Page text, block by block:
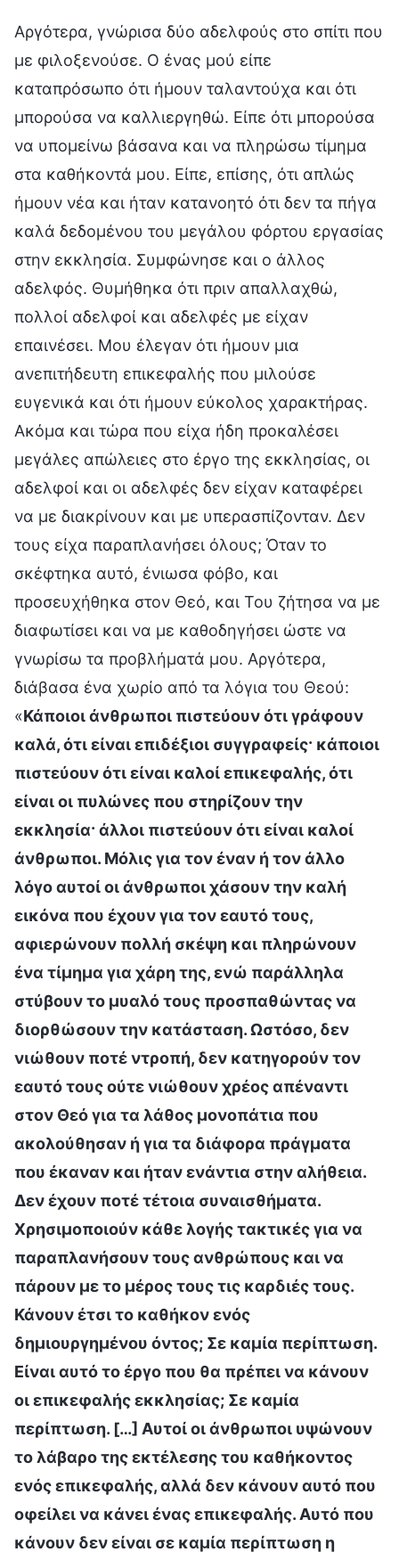
Αργότερα, γνώρισα δύο αδελφούς στο σπίτι που
με φιλοξενούσε. Ο ένας μού είπε
καταπρόσωπο ότι ήμουν ταλαντούχα και ότι
μπορούσα να καλλιεργηθώ. Είπε ότι μπορούσα
να υπομείνω βάσανα και να πληρώσω τίμημα
στα καθήκοντά μου. Είπε, επίσης, ότι απλώς
ήμουν νέα και ήταν κατανοητό ότι δεν τα πήγα
καλά δεδομένου του μεγάλου φόρτου εργασίας
στην εκκλησία. Συμφώνησε και ο άλλος
αδελφός. Θυμήθηκα ότι πριν απαλλαχθώ,
πολλοί αδελφοί και αδελφές με είχαν
επαινέσει. Μου έλεγαν ότι ήμουν μια
ανεπιτήδευτη επικεφαλής που μιλούσε
ευγενικά και ότι ήμουν εύκολος χαρακτήρας.
Ακόμα και τώρα που είχα ήδη προκαλέσει
μεγάλες απώλειες στο έργο της εκκλησίας, οι
αδελφοί και οι αδελφές δεν είχαν καταφέρει
να με διακρίνουν και με υπερασπίζονταν. Δεν
τους είχα παραπλανήσει όλους; Όταν το
σκέφτηκα αυτό, ένιωσα φόβο, και
προσευχήθηκα στον Θεό, και Του ζήτησα να με
διαφωτίσει και να με καθοδηγήσει ώστε να
γνωρίσω τα προβλήματά μου. Αργότερα,
διάβασα ένα χωρίο από τα λόγια του Θεού:
«Κάποιοι άνθρωποι πιστεύουν ότι γράφουν
καλά, ότι είναι επιδέξιοι συγγραφείς· κάποιοι
πιστεύουν ότι είναι καλοί επικεφαλής, ότι
είναι οι πυλώνες που στηρίζουν την
εκκλησία· άλλοι πιστεύουν ότι είναι καλοί
άνθρωποι. Μόλις για τον έναν ή τον άλλο
λόγο αυτοί οι άνθρωποι χάσουν την καλή
εικόνα που έχουν για τον εαυτό τους,
αφιερώνουν πολλή σκέψη και πληρώνουν
ένα τίμημα για χάρη της, ενώ παράλληλα
στύβουν το μυαλό τους προσπαθώντας να
διορθώσουν την κατάσταση. Ωστόσο, δεν
νιώθουν ποτέ ντροπή, δεν κατηγορούν τον
εαυτό τους ούτε νιώθουν χρέος απέναντι
στον Θεό για τα λάθος μονοπάτια που
ακολούθησαν ή για τα διάφορα πράγματα
που έκαναν και ήταν ενάντια στην αλήθεια.
Δεν έχουν ποτέ τέτοια συναισθήματα.
Χρησιμοποιούν κάθε λογής τακτικές για να
παραπλανήσουν τους ανθρώπους και να
πάρουν με το μέρος τους τις καρδιές τους.
Κάνουν έτσι το καθήκον ενός
δημιουργημένου όντος; Σε καμία περίπτωση.
Είναι αυτό το έργο που θα πρέπει να κάνουν
οι επικεφαλής εκκλησίας; Σε καμία
περίπτωση. […] Αυτοί οι άνθρωποι υψώνουν
το λάβαρο της εκτέλεσης του καθήκοντος
ενός επικεφαλής, αλλά δεν κάνουν αυτό που
οφείλει να κάνει ένας επικεφαλής. Αυτό που
κάνουν δεν είναι σε καμία περίπτωση η